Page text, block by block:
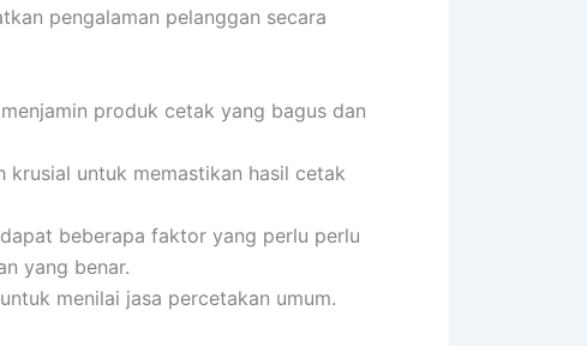
pengalaman pelanggan secara
produk cetak yang bagus dan
untuk memastikan hasil cetak
beberapa faktor yang perlu perlu
yang benar.
menilai jasa percetakan umum.